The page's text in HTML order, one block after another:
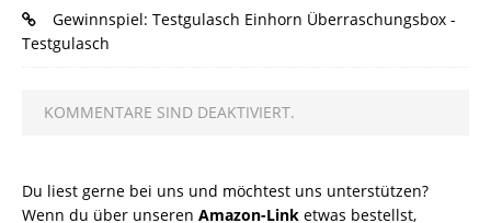
Gewinnspiel: Testgulasch Einhorn Überraschungsbox -
Testgulasch
KOMMENTARE SIND DEAKTIVIERT.
Du liest gerne bei uns und möchtest uns unterstützen?
Wenn du über unseren Amazon-Link etwas bestellst,